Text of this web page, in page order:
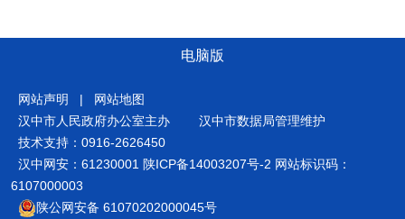
电脑版
网站声明 |
网站地图
汉中市人民政府办公室主办
汉中市数据局管理维护
技术支持：0916-2626450
汉中网安：61230001 陕ICP备14003207号-2 网站标识码：
6107000003
陕公网安备 61070202000045号